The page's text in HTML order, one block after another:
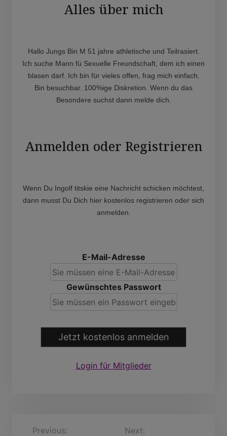
Alles über mich
Hallo Jungs Bin M 51 jahre athletische und Teilrasiert.
Ich suche Mann fü Sexuelle Freundschaft, dem ich einen
blasen darf. Ich bin für vieles offen, frag mich einfach.
Bin besuchbar. 100%ige Diskretion. Wenn du das
Besondere suchst dann melde dich.
Anmelden oder Registrieren
Wenn Du Ingolf titskie eine Nachricht schicken möchtest,
dann musst Du Dich hier kostenlos registrieren oder sich
anmelden.
E-Mail-Adresse
Gewünschtes Passwort
Jetzt kostenlos anmelden
Login für Mitglieder
Previous: Next: